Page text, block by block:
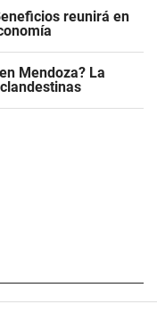
reunirá en
Mendoza? La